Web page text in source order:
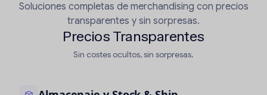
Soluciones completas de merchandising con precios
transparentes y sin sorpresas.
Precios Transparentes
Sin costes ocultos, sin sorpresas.